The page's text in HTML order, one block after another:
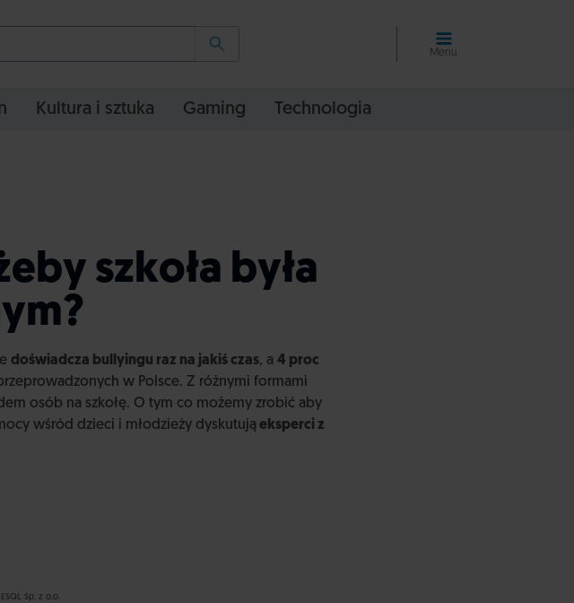
Menu
Kultura i sztuka Gaming Technologia
szkoła była
doświadcza bullyingu raz na jakiś czas, a 4 proc
w Polsce. Z różnymi formami
osób na szkołę. O tym co możemy zrobić aby
wśród dzieci i młodzieży dyskutują eksperci z
Sp. z o.o.